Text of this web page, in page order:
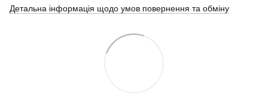
Детальна інформація щодо умов повернення та обміну